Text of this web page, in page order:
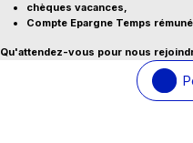
chèques vacances,
Compte Epargne Temps
Qu'attendez-vous pour nous